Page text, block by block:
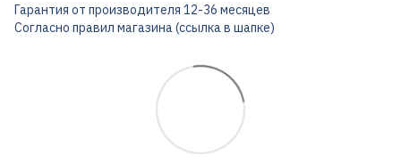
Гарантия от производителя 12-36 месяцев
Согласно правил магазина (ссылка в шапке)